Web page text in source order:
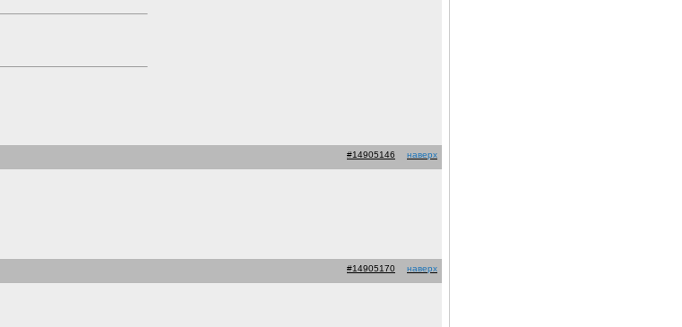
#14905146 наверх
#14905170 наверх